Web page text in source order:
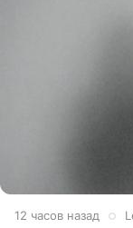
12 часов назад